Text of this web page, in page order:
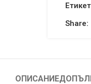
Share:
ОПИСАНИЕ